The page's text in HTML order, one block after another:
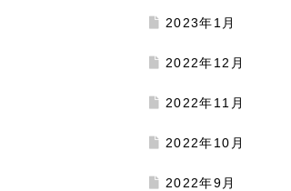
2023年1月
2022年12月
2022年11月
2022年10月
2022年9月